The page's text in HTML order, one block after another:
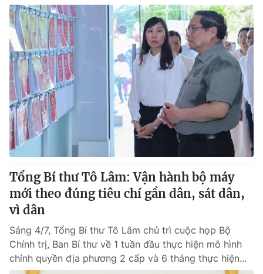
Liên hệ quảng cáo:024-7300.7108
® Cấm sao chép dưới mọi hình thức nếu không có sự chấp
thuận bằng văn bản. Ghi rõ nguồn VTV.vn khi phát hành lại
thông tin từ website này.
Tổng Bí thư Tô Lâm: Vận hành bộ máy
mới theo đúng tiêu chí gần dân, sát dân,
vì dân
Sáng 4/7, Tổng Bí thư Tô Lâm chủ trì cuộc họp Bộ
Chính trị, Ban Bí thư về 1 tuần đầu thực hiện mô hình
chính quyền địa phương 2 cấp và 6 tháng thực hiện...